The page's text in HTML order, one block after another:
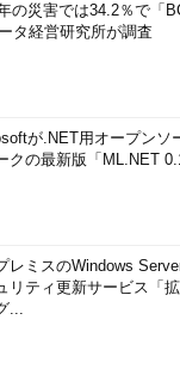
の災害では34.2％で「
タ経営研究所が調査
が.NET用オープンソ
クの最新版「ML.NET
レミスのWindows
リティ更新サービス「
...